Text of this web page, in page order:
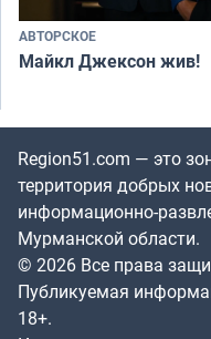
АВТОРСКОЕ
Майкл Джексон жив!
Region51.com — это
территория добрых
информационно-
Мурманской области.
© 2026 Все права
Публикуемая
18+.